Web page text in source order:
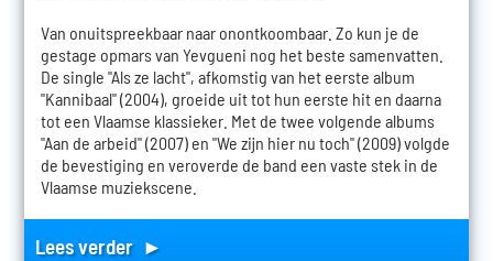
Van onuitspreekbaar naar onontkoombaar. Zo kun je de
gestage opmars van Yevgueni nog het beste samenvatten.
De single "Als ze lacht", afkomstig van het eerste album
"Kannibaal" (2004), groeide uit tot hun eerste hit en daarna
tot een Vlaamse klassieker. Met de twee volgende albums
"Aan de arbeid" (2007) en "We zijn hier nu toch" (2009) volgde
de bevestiging en veroverde de band een vaste stek in de
Vlaamse muziekscene.
Lees verder ►